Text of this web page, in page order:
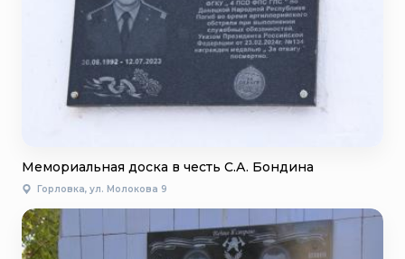
Мемориальная доска в честь С.А. Бондина
Горловка, ул. Молокова 9